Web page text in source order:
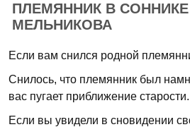
ПЛЕМЯННИК В СОННИКЕ
МЕЛЬНИКОВА
Если вам снился родной
Снилось, что племянник был
вас пугает приближение старости.
Если вы увидели в сновидении